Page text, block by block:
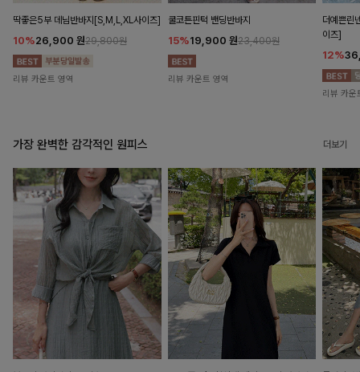
딱좋은5부 데님반바지[S,M,L,XL사이즈]
10%26,900 원29,800원
리뷰 카운트 영역
쿨코튼핀턱 밴딩반바지
15%19,900 원23,400원
리뷰 카운트 영역
더예쁜린
이즈]
12%
리뷰 카운
가장 완벽한 감각적인 원피스 더보기